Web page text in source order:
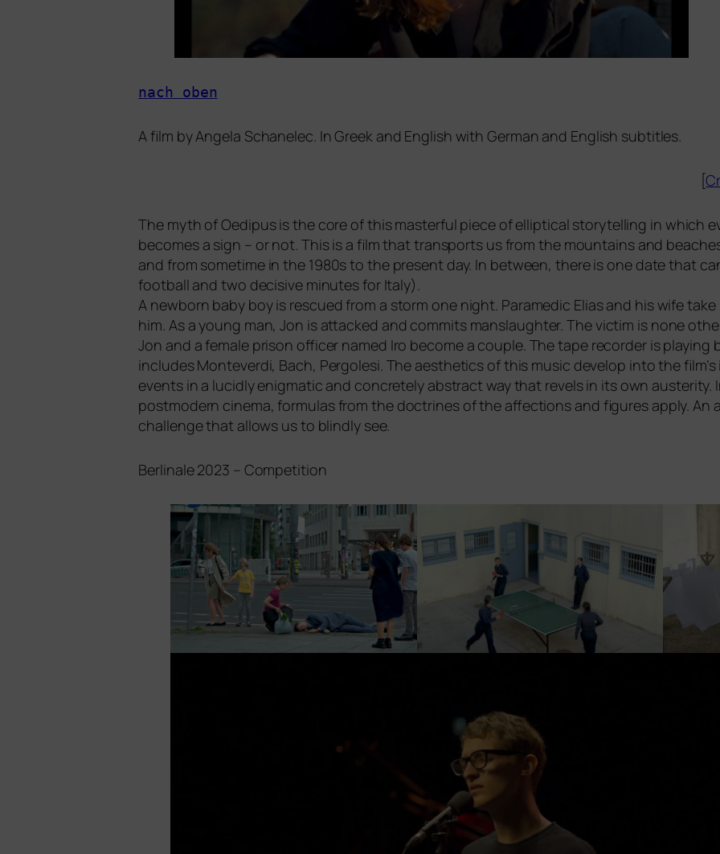
nach oben
A film by Angela Schanelec. In Greek and English with German and English subtitles.
[
The myth of Oedipus is the core of this mas­terful pie­ce of ellip­ti­cal sto­rytel­ling in which
beco­mes a sign – or not. This is a film that trans­ports us from the moun­ta­ins and
and from some­time in the 1980s to the pre­sent day. In bet­ween, the­re is one date that
foot­ball and two decisi­ve minu­tes for Italy).
A new­born baby boy is res­cued from a storm one night. Paramedic Elias and his wife
him. As a young man, Jon is atta­cked and com­mits mans­laugh­ter. The vic­tim is none
Jon and a fema­le pri­son offi­cer named Iro beco­me a cou­ple. The tape recor­der is play­ing
includes Monteverdi, Bach, Pergolesi. The aes­the­tics of this music deve­lop into the
events in a lucid­ly enig­ma­tic and con­cre­te­ly abs­tract way that revels in its own austeri­ty.
post­mo­dern cine­ma, for­mu­las from the doc­tri­nes of the affec­tions and figu­res app­ly.
chall­enge that allows us to blind­ly see.
Berlinale 2023 – Competition